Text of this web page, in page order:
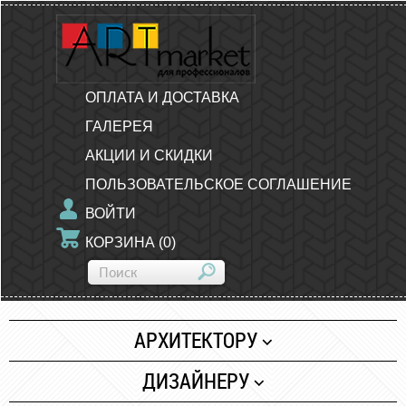
ОПЛАТА И ДОСТАВКА
ГАЛЕРЕЯ
АКЦИИ И СКИДКИ
ПОЛЬЗОВАТЕЛЬСКОЕ СОГЛАШЕНИЕ
ВОЙТИ
КОРЗИНА (0)
АРХИТЕКТОРУ
Бумага
ДИЗАЙНЕРУ